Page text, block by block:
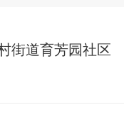
街道育芳园社区